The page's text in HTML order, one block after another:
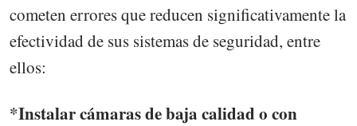
cometen errores que reducen significativamente la
efectividad de sus sistemas de seguridad, entre
ellos:
*Instalar cámaras de baja calidad o con